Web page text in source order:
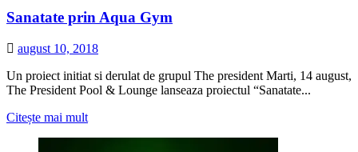
Sanatate prin Aqua Gym
august 10, 2018
Un proiect initiat si derulat de grupul The president Marti, 14 august,
The President Pool & Lounge lanseaza proiectul “Sanatate...
Citește mai multCitește